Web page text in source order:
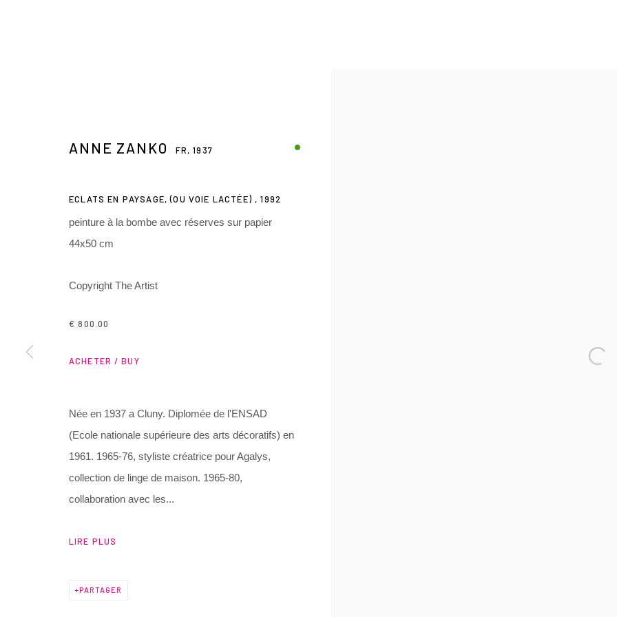
3 Rue Auguste Comte
France
Manage cookies
@ 2025 GALERIE HENRI CHARTIER SITE BY ARTLOGIC
ANNE ZANKO FR,1937
ECLATS EN PAYSAGE, (OU VOIE LACTÉE) ,1992
peinture à la bombe avec réserves sur papier
44x50 cm
Copyright The Artist
€ 800.00
ACHETER / BUY
Née en 1937 a Cluny. Diplomée de l'ENSAD
(Ecole nationale supérieure des arts décoratifs) en
1961. 1965-76, styliste créatrice pour Agalys,
collection de linge de maison. 1965-80,
collaboration avec les...
LIRE PLUS
PARTAGER